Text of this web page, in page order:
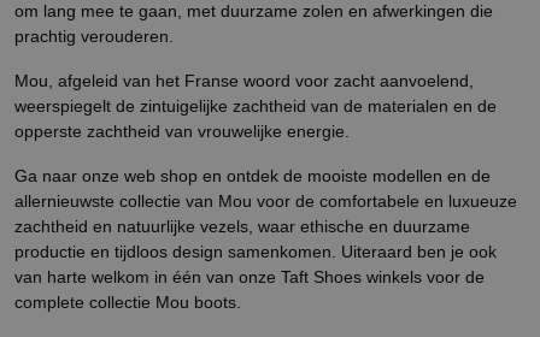
om lang mee te gaan, met duurzame zolen en afwerkingen die
prachtig verouderen.
Mou, afgeleid van het Franse woord voor zacht aanvoelend,
weerspiegelt de zintuigelijke zachtheid van de materialen en de
opperste zachtheid van vrouwelijke energie.
Ga naar onze web shop en ontdek de mooiste modellen en de
allernieuwste collectie van Mou voor de comfortabele en luxueuze
zachtheid en natuurlijke vezels, waar ethische en duurzame
productie en tijdloos design samenkomen. Uiteraard ben je ook
van harte welkom in één van onze Taft Shoes winkels voor de
complete collectie Mou boots.